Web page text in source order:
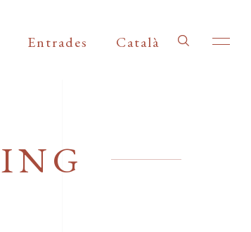
Entrades Català